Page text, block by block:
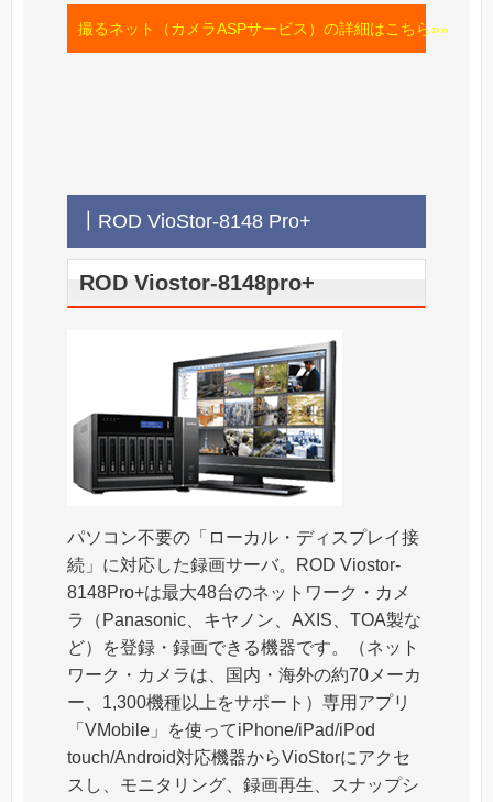
撮るネット（カメラASPサービス）の詳細はこちら»»
┃ROD VioStor-8148 Pro+
ROD Viostor-8148pro+
パソコン不要の「ローカル・ディスプレイ接
続」に対応した録画サーバ。ROD Viostor-
8148Pro+は最大48台のネットワーク・カメ
ラ（Panasonic、キヤノン、AXIS、TOA製な
ど）を登録・録画できる機器です。（ネット
ワーク・カメラは、国内・海外の約70メーカ
ー、1,300機種以上をサポート）専用アプリ
「VMobile」を使ってiPhone/iPad/iPod
touch/Android対応機器からVioStorにアクセ
スし、モニタリング、録画再生、スナップシ